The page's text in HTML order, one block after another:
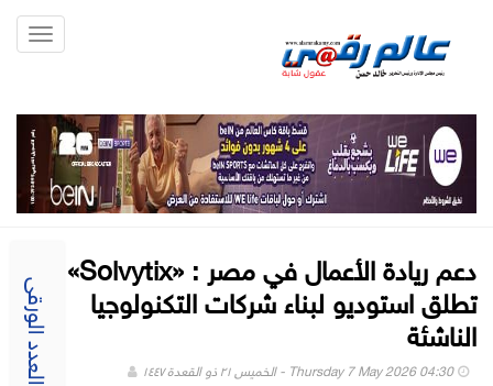
العدد الورقى
دعم ريادة الأعمال في مصر : «Solvytix»
تطلق استوديو لبناء شركات التكنولوجيا
الناشئة
Thursday 7 May 2026 04:30 - الخميس ٢١ ذو القعدة ١٤٤٧